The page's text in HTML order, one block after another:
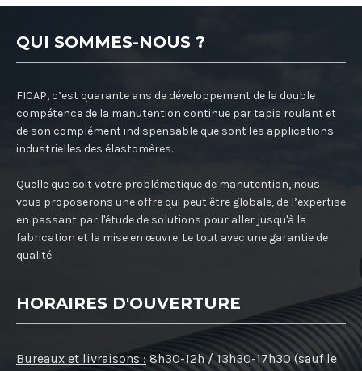
QUI SOMMES-NOUS ?
FICAP, c’est quarante ans de développement de la double
compétence de la manutention continue par tapis roulant et
de son complément indispensable que sont les applications
industrielles des élastomères.
Quelle que soit votre problématique de manutention, nous
vous proposerons une offre qui peut être globale, de l’expertise
en passant par l'étude de solutions pour aller jusqu'à la
fabrication et la mise en œuvre. Le tout avec une garantie de
qualité.
HORAIRES D'OUVERTURE
Bureaux et livraisons : 8h30-12h / 13h30-17h30 (sauf le